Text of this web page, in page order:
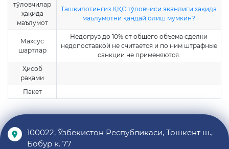
тўловчилар
ҳақида
маълумот
Ташкилотингиз ҚҚС тўловчиси эканлиги ҳақида
маълумотни қандай олиш мумкин?
Махсус
шартлар
Недогруз до 10% от общего объема сделки
недопоставкой не считается и по ним штрафные
санкции не применяются.
Ҳисоб
рақами
Пакет
100022, Ўзбекистон Республикаси, Тошкент ш.,
Бобур к. 77